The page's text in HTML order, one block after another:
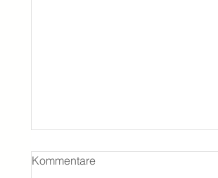
Kommentare